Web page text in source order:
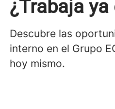
¿Trabaja ya
Descubre las
interno en el Grupo
hoy mismo.